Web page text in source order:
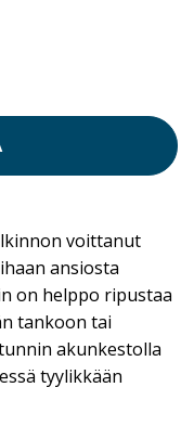
voittanut
ansiosta
on helppo ripustaa
tankoon tai
akunkestolla
tyylikkään